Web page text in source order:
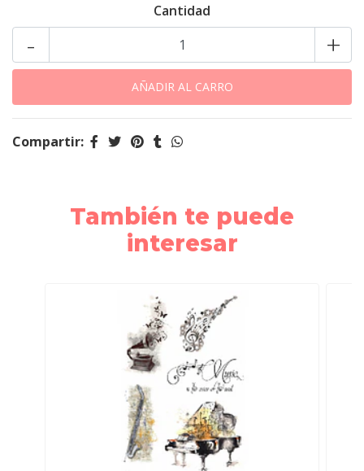
Cantidad
+
-
Compartir:
También te puede
interesar